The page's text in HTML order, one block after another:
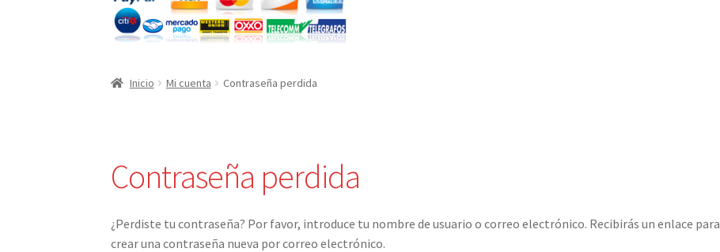
Inicio Mi cuenta Contraseña perdida
Contraseña perdida
¿Perdiste tu contraseña? Por favor, introduce tu nombre de usuario o correo electrónico. Recibirás un enlace para
crear una contraseña nueva por correo electrónico.